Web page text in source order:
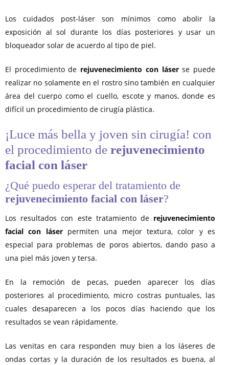
Los cuidados post-láser son mínimos como abolir la
exposición al sol durante los días posteriores y usar un
bloqueador solar de acuerdo al tipo de piel.
El procedimiento de rejuvenecimiento con láserse puede
realizar no solamente en el rostro sino también en cualquier
área del cuerpo como el cuello, escote y manos, donde es
difícil un procedimiento de cirugía plástica.
¡Luce más bella y joven sin cirugía! con
el procedimiento de rejuvenecimiento
facial con láser
¿Qué puedo esperar del tratamiento de
rejuvenecimiento facial con láser?
Los resultados con este tratamiento de rejuvenecimiento
facial con láserpermiten una mejor textura, color y es
especial para problemas de poros abiertos, dando paso a
una piel más joven y tersa.
En la remoción de pecas, pueden aparecer los días
posteriores al procedimiento, micro costras puntuales, las
cuales desaparecen a los pocos días haciendo que los
resultados se vean rápidamente.
Las venitas en cara responden muy bien a los láseres de
ondas cortas y la duración de los resultados es buena, al